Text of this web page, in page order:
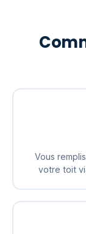
Vous
votre toit